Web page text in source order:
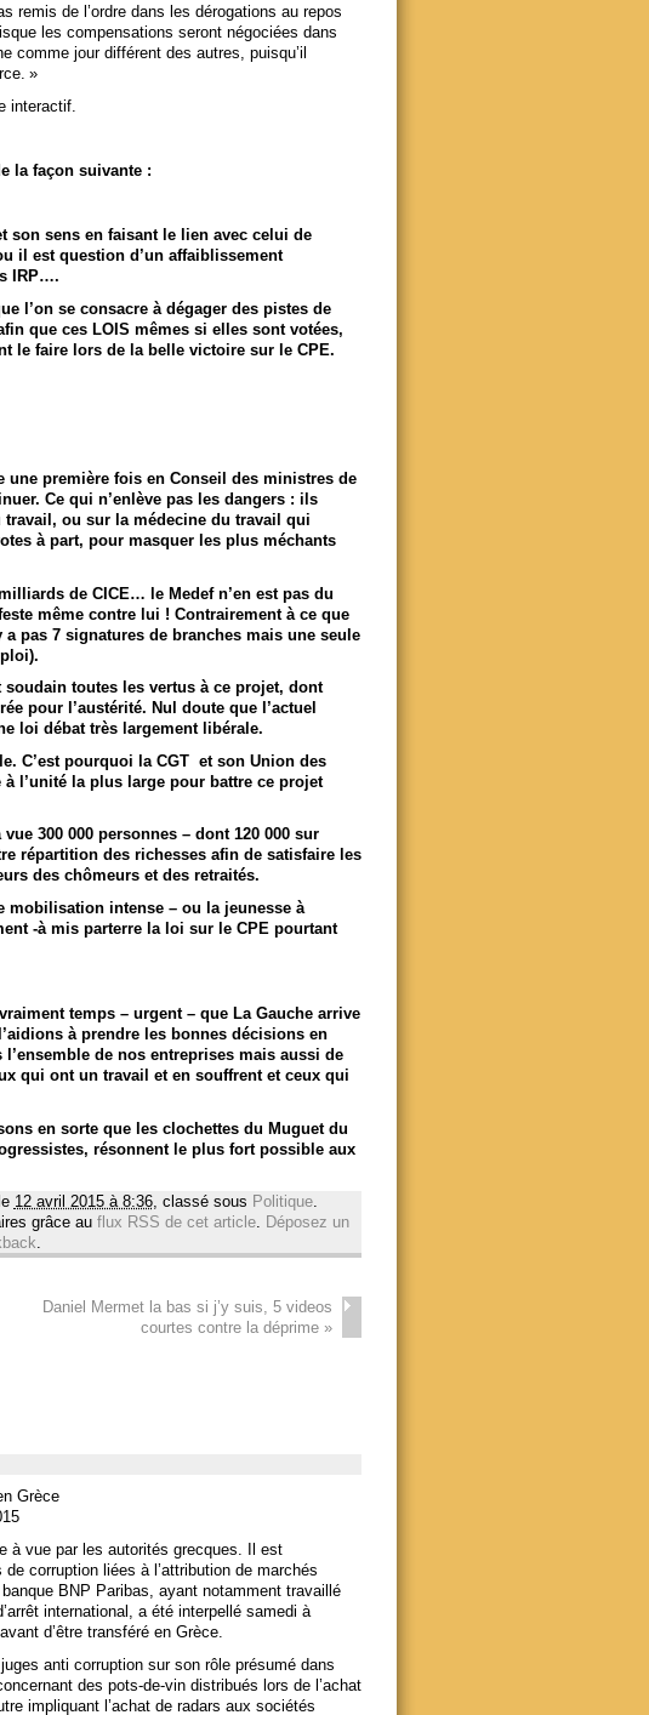
remis de l’ordre dans les dérogations au repos
les compensations seront négociées dans
comme jour différent des autres, puisqu’il
»
interactif.
la façon suivante :
son sens en faisant le lien avec celui de
il est question d’un affaiblissement
IRP….
l’on se consacre à dégager des pistes de
que ces LOIS mêmes si elles sont votées,
le faire lors de la belle victoire sur le CPE.
une première fois en Conseil des ministres de
Ce qui n’enlève pas les dangers : ils
ou sur la médecine du travail qui
à part, pour masquer les plus méchants
de CICE… le Medef n’en est pas du
même contre lui ! Contrairement à ce que
pas 7 signatures de branches mais une seule
toutes les vertus à ce projet, dont
pour l’austérité. Nul doute que l’actuel
loi débat très largement libérale.
C’est pourquoi la CGT et son Union des
l’unité la plus large pour battre ce projet
300 000 personnes – dont 120 000 sur
répartition des richesses afin de satisfaire les
des chômeurs et des retraités.
mobilisation intense – ou la jeunesse à
-à mis parterre la loi sur le CPE pourtant
temps – urgent – que La Gauche arrive
à prendre les bonnes décisions en
de nos entreprises mais aussi de
qui ont un travail et en souffrent et ceux qui
en sorte que les clochettes du Muguet du
résonnent le plus fort possible aux
12 avril 2015 à 8:36, classé sous Politique.
grâce au flux RSS de cet article. Déposez un
.
Daniel Mermet la bas si j’y suis, 5 videos
courtes contre la déprime»
Grèce
à vue par les autorités grecques. Il est
corruption liées à l’attribution de marchés
BNP Paribas, ayant notamment travaillé
international, a été interpellé samedi à
d’être transféré en Grèce.
anti corruption sur son rôle présumé dans
des pots-de-vin distribués lors de l’achat
impliquant l’achat de radars aux sociétés